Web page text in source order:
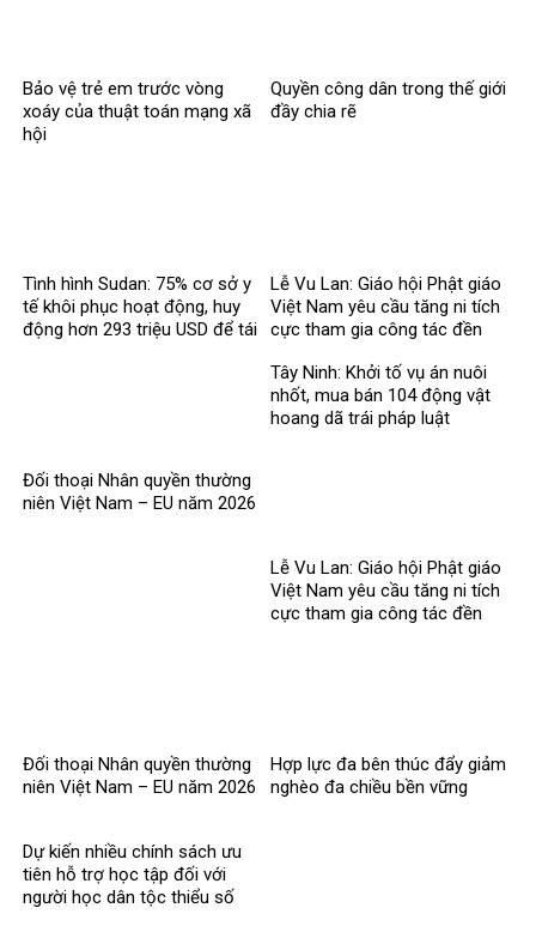
Bảo vệ trẻ em trước vòng
xoáy của thuật toán mạng xã
hội
Quyền công dân trong thế giới
đầy chia rẽ
Tình hình Sudan: 75% cơ sở y
tế khôi phục hoạt động, huy
động hơn 293 triệu USD để tái
Lễ Vu Lan: Giáo hội Phật giáo
Việt Nam yêu cầu tăng ni tích
cực tham gia công tác đền
Đối thoại Nhân quyền thường
niên Việt Nam – EU năm 2026
Tây Ninh: Khởi tố vụ án nuôi
nhốt, mua bán 104 động vật
hoang dã trái pháp luật
Lễ Vu Lan: Giáo hội Phật giáo
Việt Nam yêu cầu tăng ni tích
cực tham gia công tác đền
Đối thoại Nhân quyền thường
niên Việt Nam – EU năm 2026
Hợp lực đa bên thúc đẩy giảm
nghèo đa chiều bền vững
Dự kiến nhiều chính sách ưu
tiên hỗ trợ học tập đối với
người học dân tộc thiểu số